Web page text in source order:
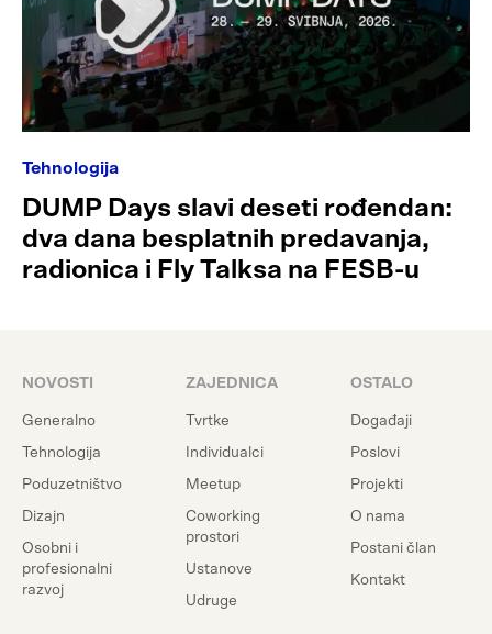
Tehnologija
DUMP Days slavi deseti rođendan:
dva dana besplatnih predavanja,
radionica i Fly Talksa na FESB-u
NOVOSTI
Generalno
Tehnologija
Poduzetništvo
Dizajn
Osobni i
profesionalni
razvoj
ZAJEDNICA
Tvrtke
Individualci
Meetup
Coworking
prostori
Ustanove
Udruge
OSTALO
Događaji
Poslovi
Projekti
O nama
Postani član
Kontakt